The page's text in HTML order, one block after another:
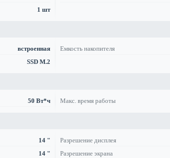
1 шт
встроенная Емкость накопителя
SSD M.2
50 Вт*ч Макс. время работы
14 " Разрешение дисплея
14 " Разрешение экрана